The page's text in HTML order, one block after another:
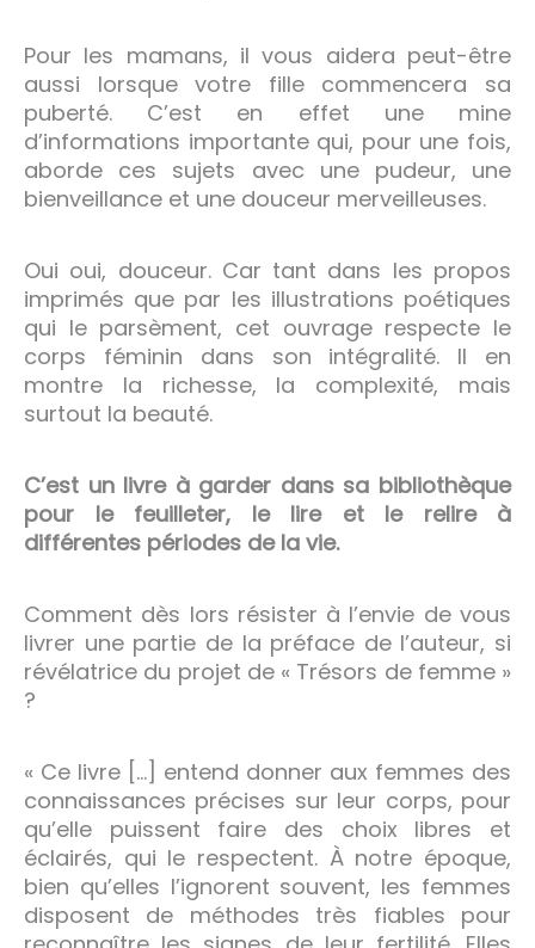
Pour les mamans, il vous aidera peut-être
aussi lorsque votre fille commencera sa
puberté. C’est en effet une mine
d’informations importante qui, pour une fois,
aborde ces sujets avec une pudeur, une
bienveillance et une douceur merveilleuses.
Oui oui, douceur. Car tant dans les propos
imprimés que par les illustrations poétiques
qui le parsèment, cet ouvrage respecte le
corps féminin dans son intégralité. Il en
montre la richesse, la complexité, mais
surtout la beauté.
C’est un livre à garder dans sa bibliothèque
pour le feuilleter, le lire et le relire à
différentes périodes de la vie.
Comment dès lors résister à l’envie de vous
livrer une partie de la préface de l’auteur, si
révélatrice du projet de « Trésors de femme »
?
« Ce livre […] entend donner aux femmes des
connaissances précises sur leur corps, pour
qu’elle puissent faire des choix libres et
éclairés, qui le respectent. À notre époque,
bien qu’elles l’ignorent souvent, les femmes
disposent de méthodes très fiables pour